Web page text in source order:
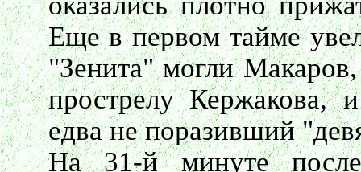
Еще в первом тайме
"Зенита" могли
прострелу Кержакова,
едва не поразивший
На 31-й минуте после